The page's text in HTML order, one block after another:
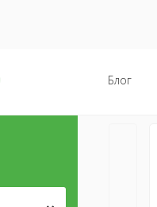
Блог